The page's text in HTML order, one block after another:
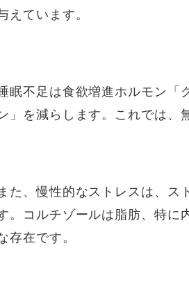
えています。
眠不足は食欲増進ホルモン「
」を減らします。これでは、
た、慢性的なストレスは、ス
。コルチゾールは脂肪、特に
存在です。